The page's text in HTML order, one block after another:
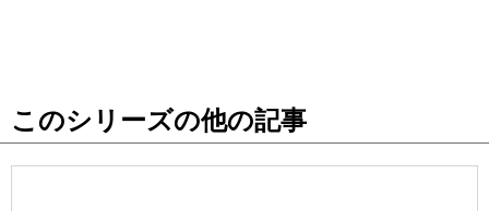
お知らせ
このシリーズの他の記事